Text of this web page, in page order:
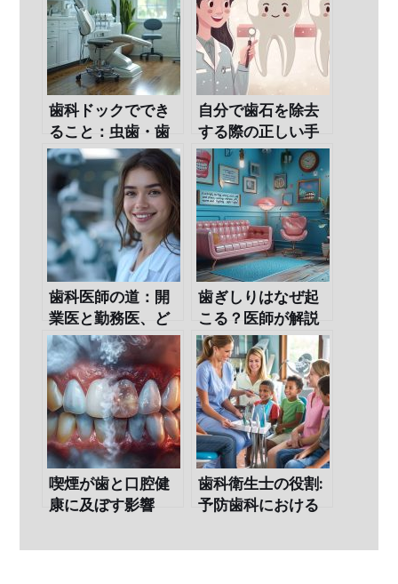
歯科ドックででき
ること：虫歯・歯
周病予防のための
総合検査
自分で歯石を除去
する際の正しい手
順と注意点
歯科医師の道：開
業医と勤務医、ど
ちらの年収が上を
行く？
歯ぎしりはなぜ起
こる？医師が解説
する原因と改善策
喫煙が歯と口腔健
康に及ぼす影響
歯科衛生士の役割:
予防歯科における